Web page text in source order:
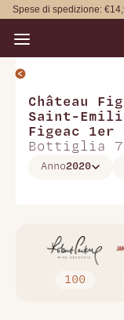
Spese di spedizione:
Château
Saint-
Figeac 1er
Bottiglia
Anno2020
100